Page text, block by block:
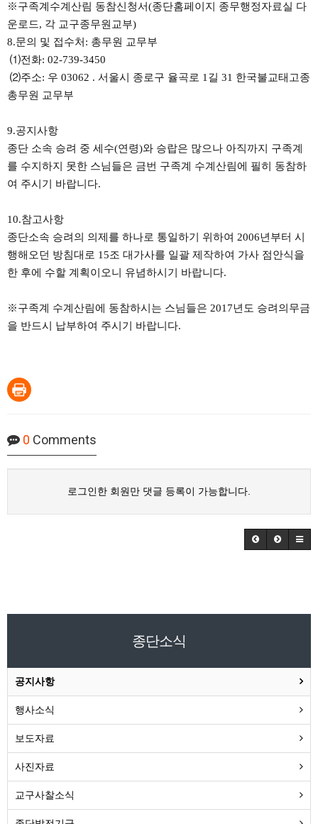
※구족계수계산림 동참신청서(종단홈페이지 종무행정자료실 다
운로드, 각 교구종무원교부)
8.문의 및 접수처: 총무원 교무부
⑴전화: 02-739-3450
⑵주소: 우 03062 . 서울시 종로구 율곡로 1길 31 한국불교태고종
총무원 교무부
9.공지사항
종단 소속 승려 중 세수(연령)와 승랍은 많으나 아직까지 구족계
를 수지하지 못한 스님들은 금번 구족계 수계산림에 필히 동참하
여 주시기 바랍니다.
10.참고사항
종단소속 승려의 의제를 하나로 통일하기 위하여 2006년부터 시
행해오던 방침대로 15조 대가사를 일괄 제작하여 가사 점안식을
한 후에 수할 계획이오니 유념하시기 바랍니다.
※구족계 수계산림에 동참하시는 스님들은 2017년도 승려의무금
을 반드시 납부하여 주시기 바랍니다.
0 Comments
로그인한 회원만 댓글 등록이 가능합니다.
종단소식
공지사항
행사소식
보도자료
사진자료
교구사찰소식